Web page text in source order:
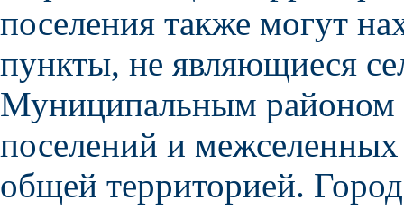
поселения также могут
пункты, не являющиеся
Муниципальным районом
поселений и
общей территорией.